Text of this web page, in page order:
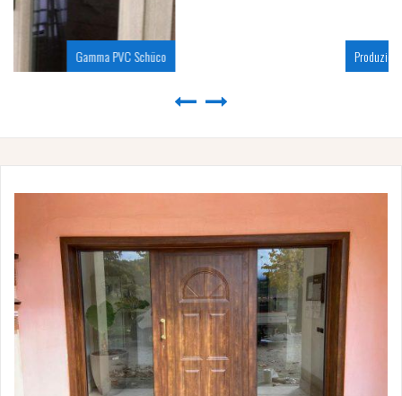
Produzione infissi alluminio colore ruggine